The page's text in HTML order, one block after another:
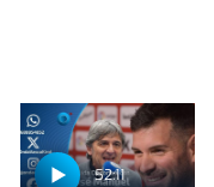
52:11